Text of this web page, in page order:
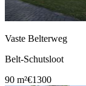
Vaste Belterweg
Belt-Schutsloot
90 m²€1300